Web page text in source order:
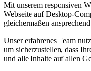
Mit unserem responsiven
Webseite auf Desktop-
gleichermaßen
Unser erfahrenes Team
um sicherzustellen, dass
und alle Inhalte auf allen